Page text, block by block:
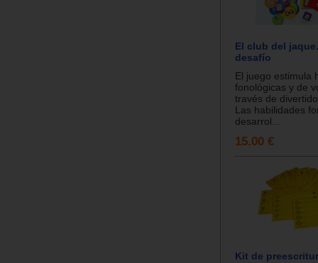
El club del
desafío
El juego estimula
fonológicas y de
través de
Las habilidades
desarrol...
15.00 €
Kit de